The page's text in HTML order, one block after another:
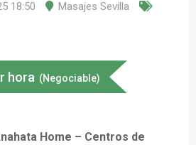
18:50
Masajes Sevilla
hora (Negociable)
Home – Centros de